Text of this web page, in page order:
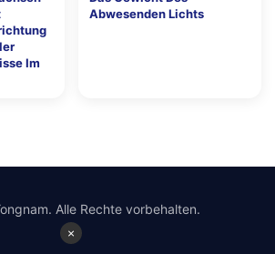
Im
Abwesenden Lichts
×
Alle Rechte vorbehalten.